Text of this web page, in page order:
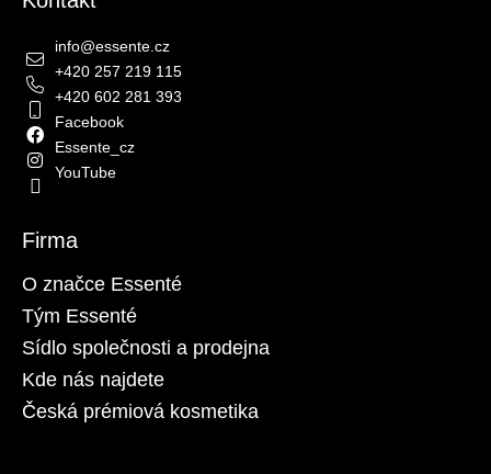
m
ESSENTÉ
AKTIVNÍ
BOOSTER
PŘI
AKNÉ
2
32
Původně:
64
Kč
info@essente.cz
+420 257 219 115
+420 602 281 393
Facebook
Essente_cz
YouTube
Firma
O značce Essenté
Tým Essenté
Sídlo společnosti a prodejna
Kde nás najdete
Česká prémiová kosmetika